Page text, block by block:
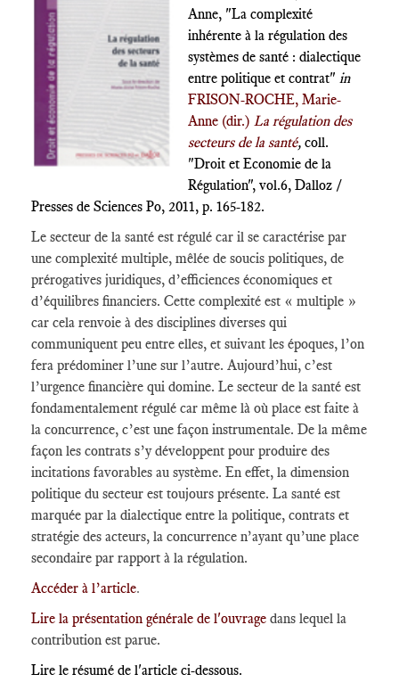
Anne, "La complexité
inhérente à la régulation des
systèmes de santé : dialectique
entre politique et contrat" in
FRISON-ROCHE, Marie-
Anne (dir.) La régulation des
secteurs de la santé, coll.
"Droit et Economie de la
Régulation", vol.6, Dalloz /
Presses de Sciences Po, 2011, p. 165-182.
Le secteur de la santé est régulé car il se caractérise par
une complexité multiple, mêlée de soucis politiques, de
prérogatives juridiques, d’efficiences économiques et
d’équilibres financiers. Cette complexité est « multiple »
car cela renvoie à des disciplines diverses qui
communiquent peu entre elles, et suivant les époques, l’on
fera prédominer l’une sur l’autre. Aujourd’hui, c’est
l’urgence financière qui domine. Le secteur de la santé est
fondamentalement régulé car même là où place est faite à
la concurrence, c’est une façon instrumentale. De la même
façon les contrats s’y développent pour produire des
incitations favorables au système. En effet, la dimension
politique du secteur est toujours présente. La santé est
marquée par la dialectique entre la politique, contrats et
stratégie des acteurs, la concurrence n’ayant qu’une place
secondaire par rapport à la régulation.
Accéder à l’article.
Lire la présentation générale de l'ouvrage dans lequel la
contribution est parue.
Lire le résumé de l'article ci-dessous.